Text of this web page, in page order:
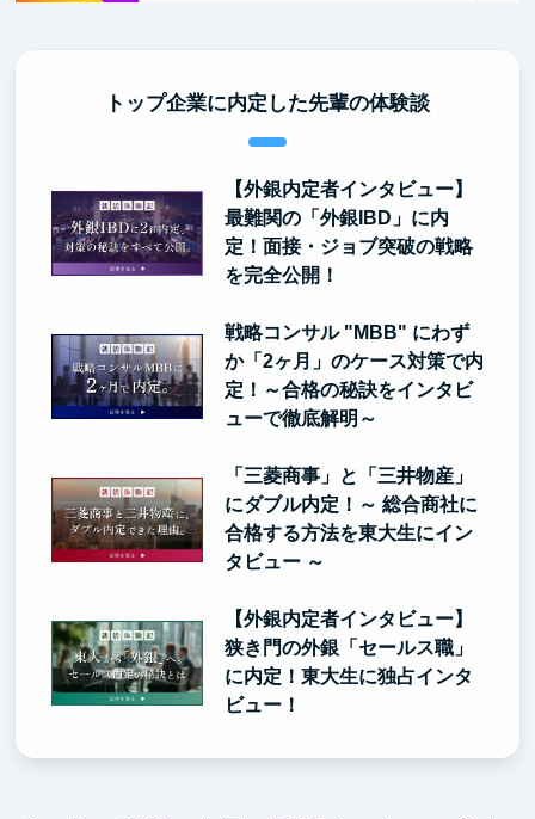
トップ企業に内定した先輩の体験談
【外銀内定者インタビュー】
最難関の「外銀IBD」に内
定！面接・ジョブ突破の戦略
を完全公開！
戦略コンサル "MBB" にわず
か「2ヶ月」のケース対策で内
定！～合格の秘訣をインタビ
ューで徹底解明～
「三菱商事」と「三井物産」
にダブル内定！～ 総合商社に
合格する方法を東大生にイン
タビュー ～
【外銀内定者インタビュー】
狭き門の外銀「セールス職」
に内定！東大生に独占インタ
ビュー！